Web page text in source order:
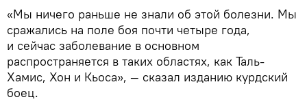
«Мы ничего раньше не знали об этой болезни. Мы
сражались на поле боя почти четыре года,
и сейчас заболевание в основном
распространяется в таких областях, как Таль-
Хамис, Хон и Кьоса», — сказал изданию курдский
боец.